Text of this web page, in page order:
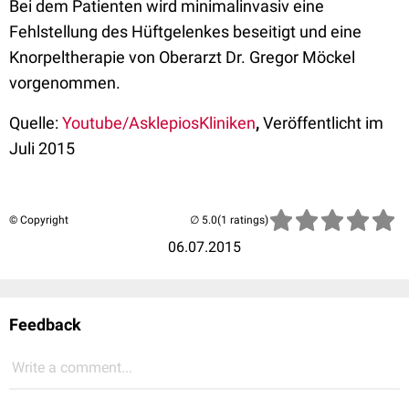
Bei dem Patienten wird minimalinvasiv eine
Fehlstellung des Hüftgelenkes beseitigt und eine
Knorpeltherapie von Oberarzt Dr. Gregor Möckel
vorgenommen.
Quelle:Youtube/AsklepiosKliniken,Veröffentlicht im
Juli 2015
© Copyright
06.07.2015
(1 ratings)
Feedback
Write a comment...